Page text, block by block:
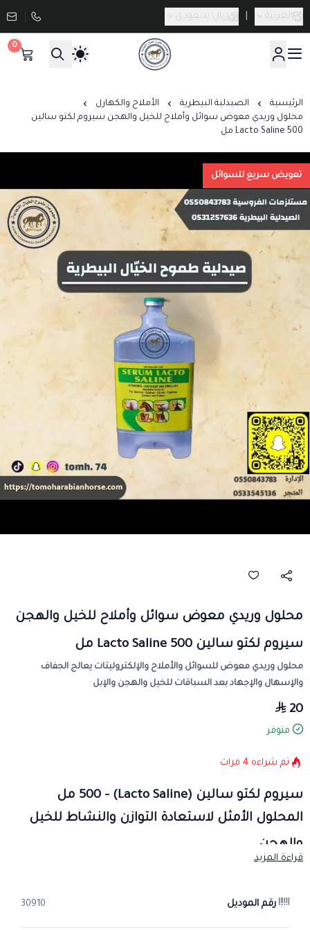
العربية ريال سعودي
صيدلية طموح الخيال البيطرية
0
الرئيسية الصيدلية البيطرية
الأملاح والكهارل
محلول وريدي معوض سوائل وأملاح للخيل والهجن سيروم لكتو سالين
Lacto Saline 500 مل
تعويض سريع للسوائل
محلول وريدي معوض سوائل وأملاح للخيل والهجن
سيروم لكتو سالين Lacto Saline 500 مل
محلول وريدي معوض للسوائل والأملاح والإلكتروليتات يعالج الجفاف
والإسهال والإجهاد بعد السباقات للخيل والهجن والإبل
20
متوفر
تم شراءه 4 مرات
سيروم لكتو سالين (Lacto Saline) – 500 مل
المحلول الأمثل لاستعادة التوازن والنشاط للخيل
والهجن
بتركيبة متوازنة لتعويض السوائل المفقودة ودعم الوظائف الحيوية للجسم
قراءة المزيد
رقم الموديل 30910